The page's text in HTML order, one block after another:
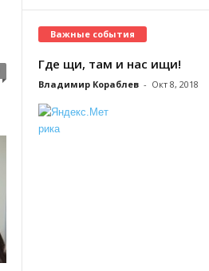
Важные события
Где щи, там и нас ищи!
Владимир Кораблев - Окт 8, 2018